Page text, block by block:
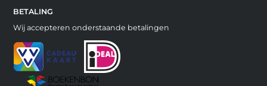
BETALING
Wij accepteren onderstaande betalingen